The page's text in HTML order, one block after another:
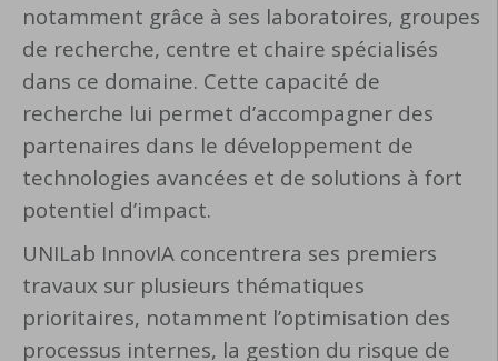
notamment grâce à ses laboratoires, groupes
de recherche, centre et chaire spécialisés
dans ce domaine. Cette capacité de
recherche lui permet d’accompagner des
partenaires dans le développement de
technologies avancées et de solutions à fort
potentiel d’impact.
UNILab InnovIA concentrera ses premiers
travaux sur plusieurs thématiques
prioritaires, notamment l’optimisation des
processus internes, la gestion du risque de